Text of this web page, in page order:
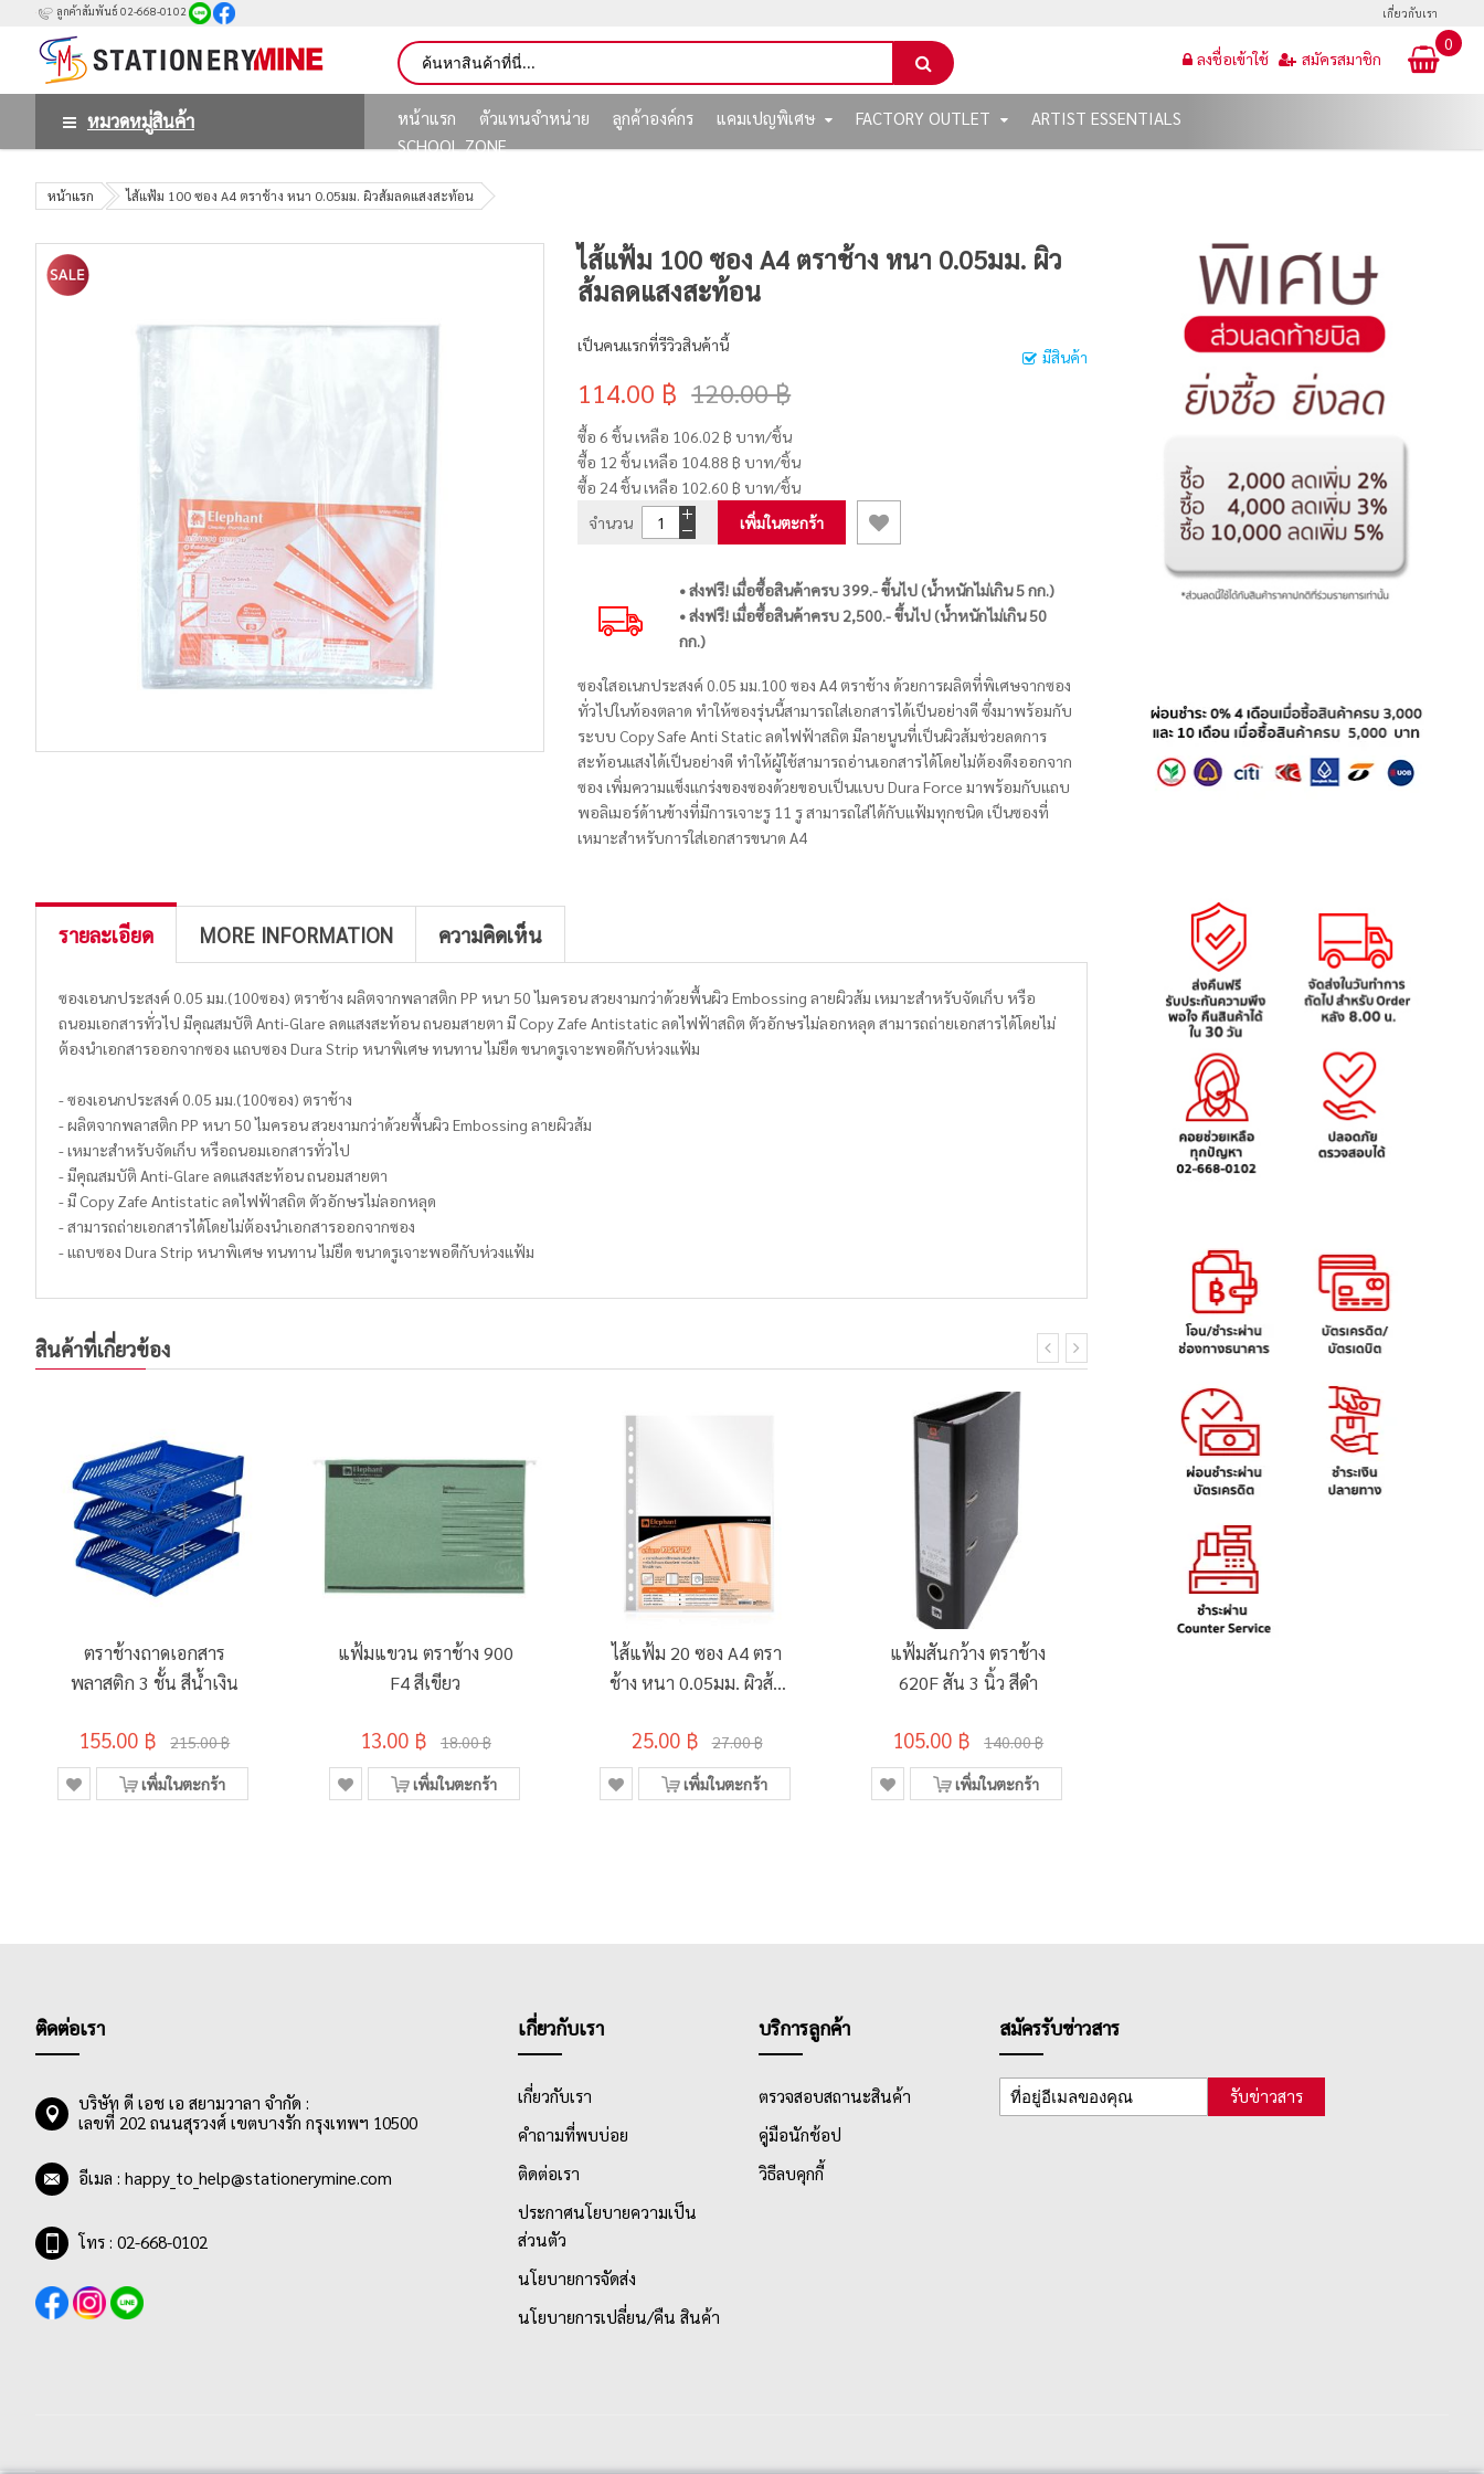
ลูกค้าสัมพันธ์ 02-668-0102 เกี่ยวกับเรา
0
ลงชื่อเข้าใช้ สมัครสมาชิก
หมวดหมู่สินค้า หน้าแรก ตัวแทนจำหน่าย ลูกค้าองค์กร แคมเปญพิเศษ FACTORY OUTLET
ARTIST ESSENTIALS
SCHOOL ZONE
หน้าแรก ไส้แฟ้ม 100 ซอง A4 ตราช้าง หนา 0.05มม. ผิวส้มลดแสงสะท้อน
ไส้แฟ้ม 100 ซอง A4 ตราช้าง หนา 0.05มม. ผิว
ส้มลดแสงสะท้อน
มีสินค้า
เป็นคนแรกที่รีวิวสินค้านี้
114.00 ฿ 120.00 ฿
ซื้อ 6 ชิ้น เหลือ 106.02 ฿ บาท/ชิ้น
ซื้อ 12 ชิ้น เหลือ 104.88 ฿ บาท/ชิ้น
ซื้อ 24 ชิ้น เหลือ 102.60 ฿ บาท/ชิ้น
จำนวน
เพิ่มในตะกร้า
• ส่งฟรี! เมื่อซื้อสินค้าครบ 399.- ขึ้นไป (น้ำหนักไม่เกิน 5 กก.)
• ส่งฟรี! เมื่อซื้อสินค้าครบ 2,500.- ขึ้นไป (น้ำหนักไม่เกิน 50
กก.)
ซองใสอเนกประสงค์ 0.05 มม.100 ซอง A4 ตราช้าง ด้วยการผลิตที่พิเศษจากซอง
ทั่วไปในท้องตลาด ทำให้ซองรุ่นนี้สามารถใส่เอกสารได้เป็นอย่างดี ซึ่งมาพร้อมกับ
ระบบ Copy Safe Anti Static ลดไฟฟ้าสถิต มีลายนูนที่เป็นผิวส้มช่วยลดการ
สะท้อนแสงได้เป็นอย่างดี ทำให้ผู้ใช้สามารถอ่านเอกสารได้โดยไม่ต้องดึงออกจาก
ซอง เพิ่มความแข็งแกร่งของซองด้วยขอบเป็นแบบ Dura Force มาพร้อมกับแถบ
พอลิเมอร์ด้านข้างที่มีการเจาะรู 11 รู สามารถใส่ได้กับแฟ้มทุกชนิด เป็นซองที่
เหมาะสำหรับการใส่เอกสารขนาด A4
รายละเอียด MORE INFORMATION ความคิดเห็น
ซองเอนกประสงค์ 0.05 มม.(100ซอง) ตราช้าง ผลิตจากพลาสติก PP หนา 50 ไมครอน สวยงามกว่าด้วยพื้นผิว Embossing ลายผิวส้ม เหมาะสำหรับจัดเก็บ หรือ
ถนอมเอกสารทั่วไป มีคุณสมบัติ Anti-Glare ลดแสงสะท้อน ถนอมสายตา มี Copy Zafe Antistatic ลดไฟฟ้าสถิต ตัวอักษรไม่ลอกหลุด สามารถถ่ายเอกสารได้โดยไม่
ต้องนำเอกสารออกจากซอง แถบซอง Dura Strip หนาพิเศษ ทนทาน ไม่ยืด ขนาดรูเจาะพอดีกับห่วงแฟ้ม
- ซองเอนกประสงค์ 0.05 มม.(100ซอง) ตราช้าง
- ผลิตจากพลาสติก PP หนา 50 ไมครอน สวยงามกว่าด้วยพื้นผิว Embossing ลายผิวส้ม
- เหมาะสำหรับจัดเก็บ หรือถนอมเอกสารทั่วไป
- มีคุณสมบัติ Anti-Glare ลดแสงสะท้อน ถนอมสายตา
- มี Copy Zafe Antistatic ลดไฟฟ้าสถิต ตัวอักษรไม่ลอกหลุด
- สามารถถ่ายเอกสารได้โดยไม่ต้องนำเอกสารออกจากซอง
- แถบซอง Dura Strip หนาพิเศษ ทนทาน ไม่ยืด ขนาดรูเจาะพอดีกับห่วงแฟ้ม
สินค้าที่เกี่ยวข้อง
ตราช้างถาดเอกสาร
พลาสติก 3 ชั้น สีน้ำเงิน
155.00 ฿ 215.00 ฿
เพิ่มในตะกร้า
แฟ้มแขวน ตราช้าง 900
F4 สีเขียว
13.00 ฿ 18.00 ฿
เพิ่มในตะกร้า
ไส้แฟ้ม 20 ซอง A4 ตรา
ช้าง หนา 0.05มม. ผิวส้ม
25.00 ฿ 27.00 ฿
เพิ่มในตะกร้า
แฟ้มสันกว้าง ตราช้าง
620F สัน 3 นิ้ว สีดำ
105.00 ฿ 140.00 ฿
เพิ่มในตะกร้า
ติดต่อเรา
บริษัท ดี เอช เอ สยามวาลา จำกัด :
เลขที่ 202 ถนนสุรวงศ์ เขตบางรัก กรุงเทพฯ 10500
อีเมล : happy_to_help@stationerymine.com
โทร : 02-668-0102
เกี่ยวกับเรา
เกี่ยวกับเรา
คำถามที่พบบ่อย
ติดต่อเรา
ประกาศนโยบายความเป็น
ส่วนตัว
นโยบายการจัดส่ง
นโยบายการเปลี่ยน/คืน สินค้า
บริการลูกค้า
ตรวจสอบสถานะสินค้า
คู่มือนักช้อป
วิธีลบคุกกี้
สมัครรับข่าวสาร
รับข่าวสาร